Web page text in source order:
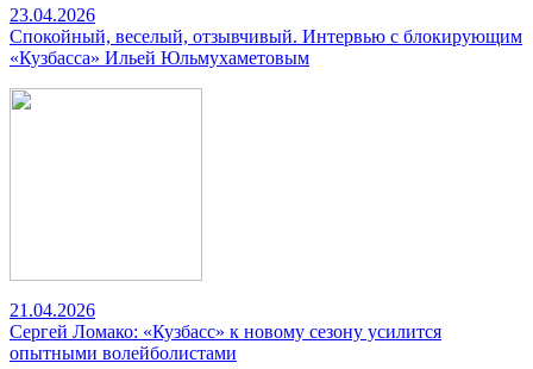
23.04.2026
Спокойный, веселый, отзывчивый. Интервью с блокирующим
«Кузбасса» Ильей Юльмухаметовым
21.04.2026
Сергей Ломако: «Кузбасс» к новому сезону усилится
опытными волейболистами